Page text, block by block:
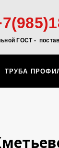
ГОСТ -
ТРУБА